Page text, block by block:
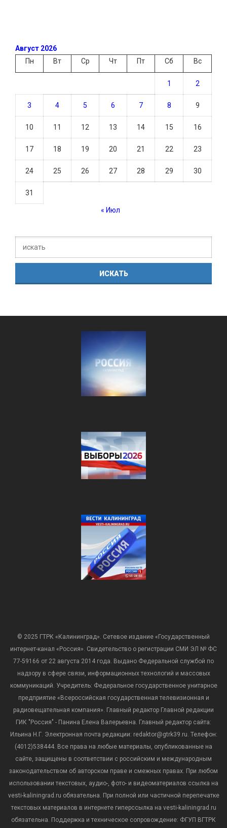
Август 2026
Пн
Вт Ср Чт Пт Сб Вс
1 2
3 4 5 6 7 8 9
10 11 12 13 14 15 16
17 18 19 20 21 22 23
24 25 26 27 28 29 30
31
« Июл
© 2025 ГТРК «Калининград». Сетевое издание «Государственный
интернет-канал «Россия». Свидетельство о регистрации СМИ ЭЛ № ФС
77-59166 от 22 августа 2014 года. Выдано Федеральной службой по
надзору в сфере связи, информационных технологий и массовых
коммуникаций. Учредитель: Федеральное государственное унитарное
предприятие «Всероссийская государственная телевизионная и
радиовещательная компания». Главный редактор Главной редакции
ГИК "Россия" - Панина Елена Валерьевна. Главный редактор сайта:
Ильина Н.Г. Электронная почта редакции: redaktor@gtrk39.ru. Телефон:
(4012)538444. Все права на любые материалы, опубликованные на
сайте, защищены в соответствии с российским и международным
законодательством об авторском праве и смежных правах. При любом
использовании текстовых, аудио-, фото- и видеоматериалов ссылка на
vesti-kaliningrad.ru обязательна. При полной или частичной перепечатке
текстовых материалов в интернете гиперссылка на vesti-kaliningrad.ru
обязательна. Поддержка и техническое сопровождение: ФГУП ВГТРК